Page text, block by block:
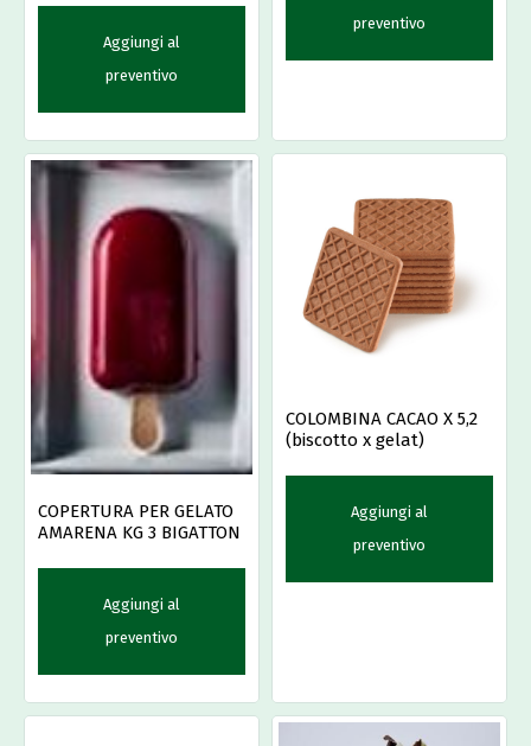
Aggiungi al
preventivo
preventivo
COPERTURA PER GELATO
AMARENA KG 3 BIGATTON
Aggiungi al
preventivo
COLOMBINA CACAO X 5,2
(biscotto x gelat)
Aggiungi al
preventivo